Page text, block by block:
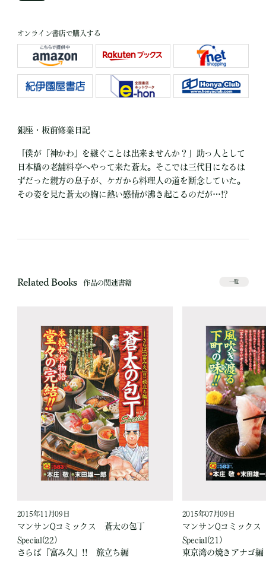
オンライン書店で購入する
銀座・板前修業日記
「僕が『神かわ』を継ぐことは出来ませんか？」助っ人として
日本橋の老舗料亭へやって来た蒼太。そこでは三代目になるは
ずだった親方の息子が、ケガから料理人の道を断念していた。
その姿を見た蒼太の胸に熱い感情が沸き起こるのだが…!?
Related Books 作品の関連書籍 一覧
2015年11月09日
マンサンQコミックス 蒼太の包丁
Special(22)
さらば『富み久』!! 旅立ち編
2015年07月09日
マンサンQコミック
Special(21)
東京湾の焼きアナゴ編